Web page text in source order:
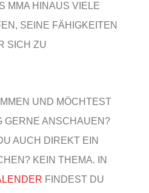
MMA HINAUS VIELE
SEINE FÄHIGKEITEN
SICH ZU
UND MÖCHTEST
GERNE ANSCHAUEN?
AUCH DIREKT EIN
KEIN THEMA. IN
FINDEST DU